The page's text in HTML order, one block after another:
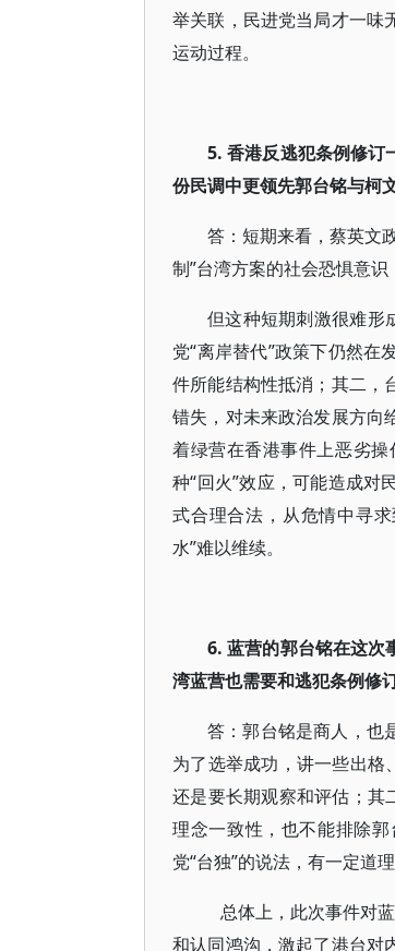
举关联，民进党当局才一味
运动过程。
5. 香港反逃犯条例修订
份民调中更领先郭台铭与柯
答：短期来看，蔡英文
制”台湾方案的社会恐惧意识
但这种短期刺激很难形
党“离岸替代”政策下仍然
件所能结构性抵消；其二，
错失，对未来政治发展方向
着绿营在香港事件上恶劣
种“回火”效应，可能造成对
式合理合法，从危情中寻
水”难以维续。
6. 蓝营的郭台铭在这次
湾蓝营也需要和逃犯条例修
答：郭台铭是商人，也
为了选举成功，讲一些出格
还是要长期观察和评估；其
理念一致性，也不能排除
党“台独”的说法，有一定道
总体上，此次事件对
和认同鸿沟，激起了港台对